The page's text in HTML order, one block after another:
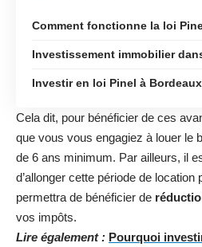
Comment fonctionne la loi
Investissement immobilier
Investir en loi Pinel à Bordeaux
Cela dit, pour bénéficier de ces
que vous vous engagiez à louer le
de 6 ans minimum. Par ailleurs, il
d’allonger cette période de location
permettra de bénéficier de
vos impôts.
Lire également : Pourquoi